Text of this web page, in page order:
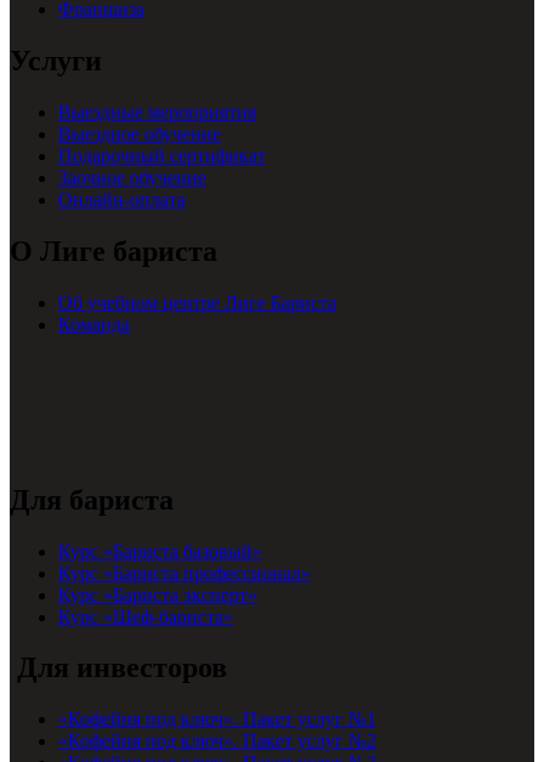
Франшиза
Услуги
Выездные мероприятия
Выездное обучение
Подарочный сертификат
Заочное обучение
Онлайн-оплата
О Лиге бариста
Об учебном центре Лиге Бариста
Команда
Для бариста
Курс «Бариста базовый»
Курс «Бариста профессионал»
Курс «Бариста эксперт»
Курс «Шеф-бариста»
Для инвесторов
«Кофейня под ключ». Пакет услуг №1
«Кофейня под ключ». Пакет услуг №2